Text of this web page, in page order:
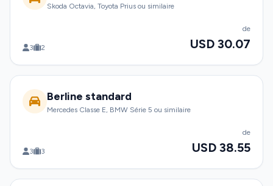
Skoda Octavia, Toyota Prius ou similaire
3 2
de
USD 30.07
Berline standard
Mercedes Classe E, BMW Série 5 ou similaire
3 3
de
USD 38.55